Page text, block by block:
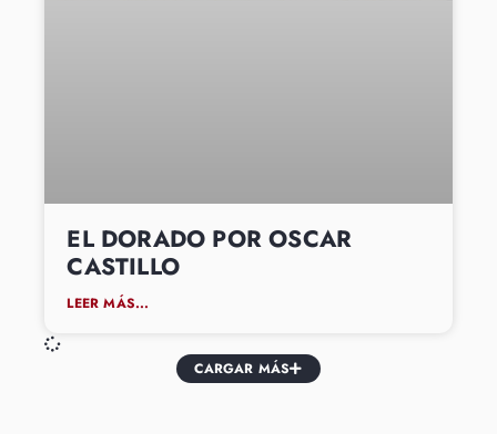
EL DORADO POR OSCAR
CASTILLO
LEER MÁS...
CARGAR MÁS